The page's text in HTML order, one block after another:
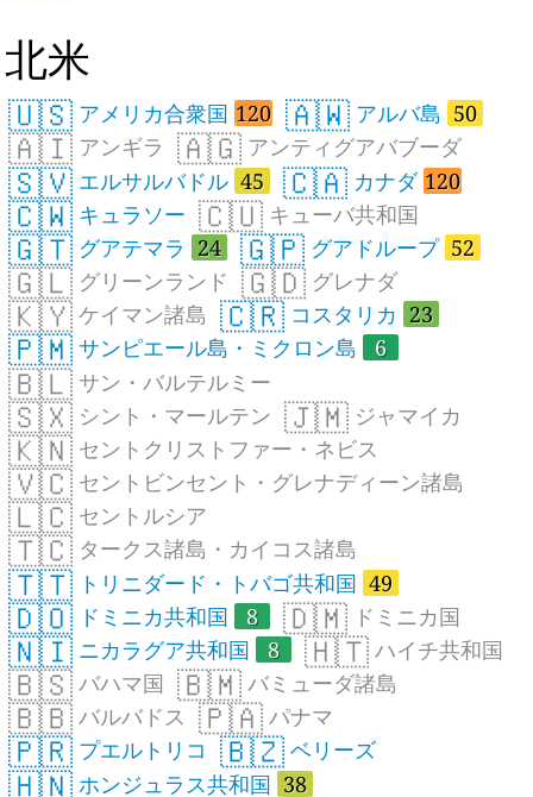
北米
🇺🇸 アメリカ合衆国 120 🇦🇼 アルバ島 50
🇦🇮 アンギラ 🇦🇬 アンティグアバブーダ
🇸🇻 エルサルバドル 45 🇨🇦 カナダ 120
🇨🇼 キュラソー 🇨🇺 キューバ共和国
🇬🇹 グアテマラ 24 🇬🇵 グアドループ 52
🇬🇱 グリーンランド 🇬🇩 グレナダ
🇰🇾 ケイマン諸島 🇨🇷 コスタリカ 23
🇵🇲 サンピエール島・ミクロン島 6
🇧🇱 サン・バルテルミー
🇸🇽 シント・マールテン 🇯🇲 ジャマイカ
🇰🇳 セントクリストファー・ネビス
🇻🇨 セントビンセント・グレナディーン諸島
🇱🇨 セントルシア
🇹🇨 タークス諸島・カイコス諸島
🇹🇹 トリニダード・トバゴ共和国 49
🇩🇴 ドミニカ共和国 8 🇩🇲 ドミニカ国
🇳🇮 ニカラグア共和国 8 🇭🇹 ハイチ共和国
🇧🇸 バハマ国 🇧🇲 バミューダ諸島
🇧🇧 バルバドス 🇵🇦 パナマ
🇵🇷 プエルトリコ 🇧🇿 ベリーズ
🇭🇳 ホンジュラス共和国 38